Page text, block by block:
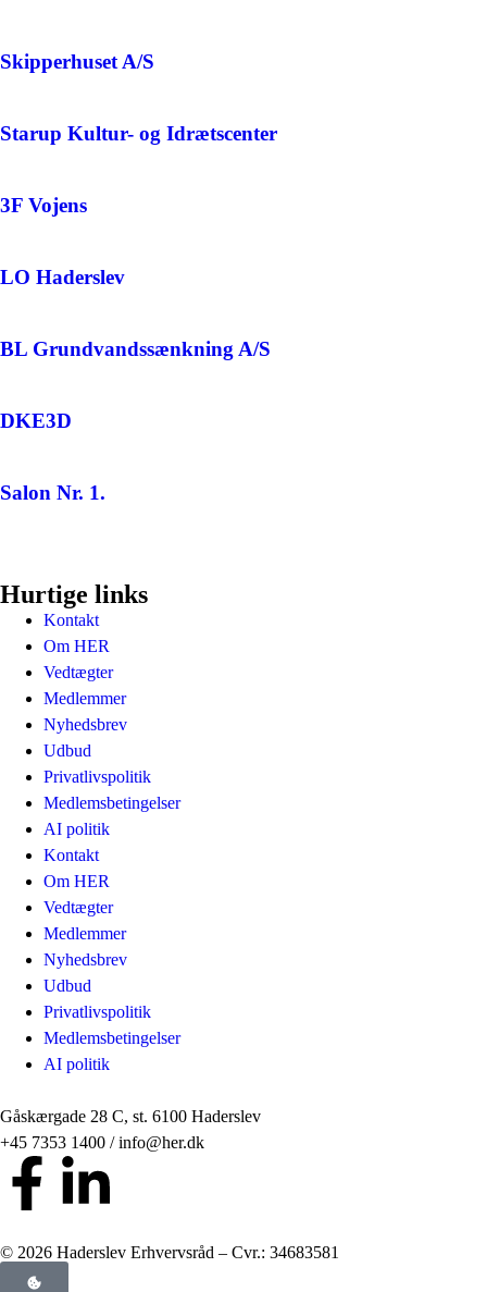
Skipperhuset A/S
Starup Kultur- og Idrætscenter
3F Vojens
LO Haderslev
BL Grundvandssænkning A/S
DKE3D
Salon Nr. 1.
Hurtige links
Kontakt
Om HER
Vedtægter
Medlemmer
Nyhedsbrev
Udbud
Privatlivspolitik
Medlemsbetingelser
AI politik
Kontakt
Om HER
Vedtægter
Medlemmer
Nyhedsbrev
Udbud
Privatlivspolitik
Medlemsbetingelser
AI politik
Gåskærgade 28 C, st. 6100 Haderslev
+45 7353 1400 / info@her.dk
© 2026 Haderslev Erhvervsråd – Cvr.: 34683581